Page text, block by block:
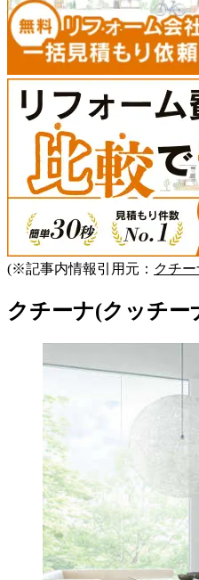
(※記事内情報引用元： クチ
クチーナ(クッチ